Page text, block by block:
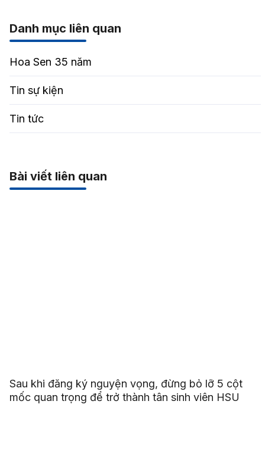
Danh mục liên quan
Hoa Sen 35 năm
Tin sự kiện
Tin tức
Bài viết liên quan
Sau khi đăng ký nguyện vọng, đừng bỏ lỡ 5 cột
mốc quan trọng để trở thành tân sinh viên HSU